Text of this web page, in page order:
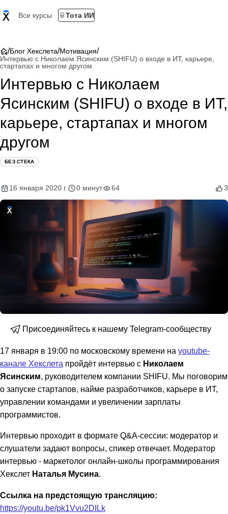
Все курсы Тота ИИ
/Блог Хекслета/Мотивация/
Интервью с Николаем Ясинским (SHIFU) о входе в ИТ, карьере,
стартапах и многом другом
Интервью с Николаем
Ясинским (SHIFU) о входе в ИТ,
карьере, стартапах и многом
другом
БЕЗ СТЕКА
16 января 2020 г. 0 минут 64 3
Присоединяйтесь к нашему Telegram-сообществу
17 января в 19:00 по московскому времени на youtube-
канале Хекслета пройдёт интервью с Николаем
Ясинским, руководителем компании SHIFU. Мы поговорим
о запуске стартапов, найме разработчиков, карьере в ИТ,
управлении командами и увеличении зарплаты
программистов.
Интервью проходит в формате Q&A-сессии: модератор и
слушатели задают вопросы, спикер отвечает. Модератор
интервью - маркетолог онлайн-школы программирования
Хекслет Наталья Мусина.
Ссылка на предстоящую трансляцию:
https://youtu.be/pk1Vvu2DILk